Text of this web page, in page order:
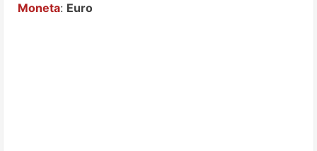
Moneta: Euro